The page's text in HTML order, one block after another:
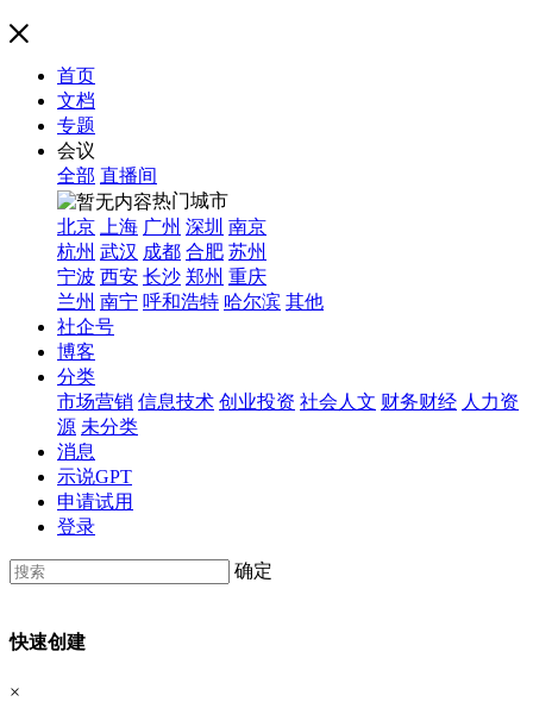
首页
文档
专题
会议
全部 直播间
热门城市
北京
上海 广州 深圳 南京
杭州 武汉 成都 合肥 苏州
宁波 西安 长沙 郑州 重庆
兰州 南宁 呼和浩特 哈尔滨 其他
社企号
博客
分类
市场营销 信息技术 创业投资 社会人文 财务财经 人力资
源 未分类
消息
示说GPT
申请试用
登录
确定
快速创建
×